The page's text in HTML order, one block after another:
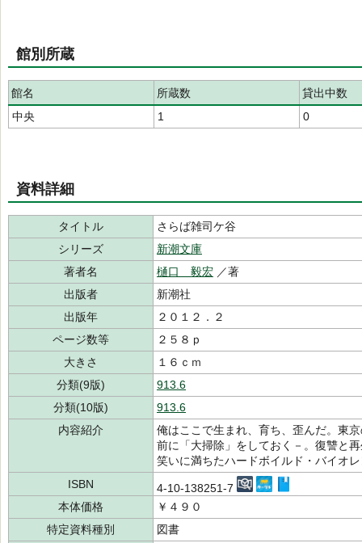
館別所蔵
館名 所蔵数
貸出中数
中央
1 0
資料詳細
タイトル
さらば雑司ケ谷
シリーズ
新潮文庫
著者名
樋口 毅宏 ／著
出版者
新潮社
出版年
２０１２．２
ページ数等
２５８ｐ
大きさ
１６ｃｍ
分類(9版)
913.6
分類(10版)
913.6
内容紹介
俺はここで生まれ、育ち、歪んだ。東
前に「大掃除」をしておく－。復讐と
笑いに満ちたハードボイルド・バイオ
ISBN
4-10-138251-7
本体価格
￥４９０
特定資料種別
図書